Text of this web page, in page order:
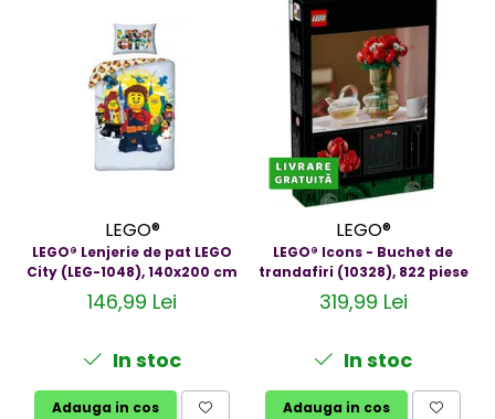
LEGO®
LEGO® Lenjerie de pat LEGO
City (LEG-1048), 140x200 cm
146,99 Lei
In stoc
Adauga in cos
LEGO®
LEGO® Icons - Buchet de
trandafiri (10328), 822 piese
319,99 Lei
In stoc
Adauga in cos